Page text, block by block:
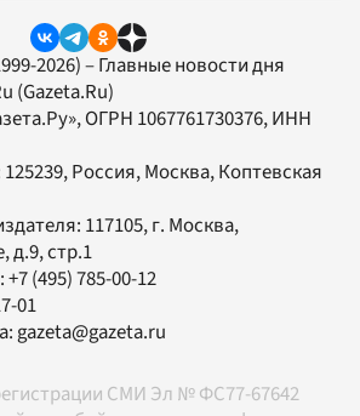
2026) – Главные новости дня
(Gazeta.Ru)
, ОГРН 1067761730376, ИНН
Россия, Москва, Коптевская
117105, г. Москва,
д.9, стр.1
+7 (495) 785-00-12
01
gazeta@gazeta.ru
СМИ Эл № ФС77-67642